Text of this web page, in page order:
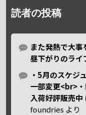
読者の投稿
また発熱で大
昼下がりのライ
・5月のスケジ
一部変更<br>
入荷好評販売中
foundries より